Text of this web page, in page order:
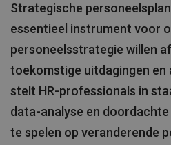
Strategische
essentieel instrument voor
personeelsstrategie willen
toekomstige uitdagingen en
stelt HR-professionals in
data-analyse en
te spelen op veranderende